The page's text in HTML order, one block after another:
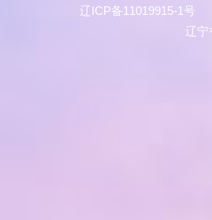
辽ICP备11019915-1号
辽宁